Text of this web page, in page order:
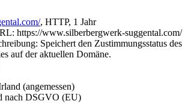
, HTTP, 1 Jahr
https://www.silberbergwerk-suggental.com/
Speichert den Zustimmungsstatus des
auf der aktuellen Domäne.
(angemessen)
nach DSGVO (EU)